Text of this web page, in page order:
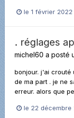
le 1 février 2022
. réglages
michel60 a posté
bonjour. j'ai crouté
de ma part . je ne
erreur. alors que
le 22 décembre